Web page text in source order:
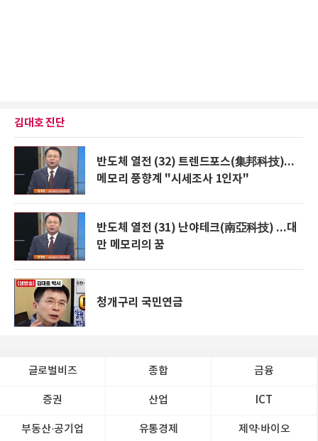
김대호 진단
반도체 열전 (32) 트렌드포스(集邦科技)...
메모리 풍향계 "시세조사 1인자"
반도체 열전 (31) 난야테크(南亞科技) ...대
만 메모리의 꿈
청개구리 국민연금
글로벌비즈 종합 금융
증권 산업 ICT
부동산·공기업 유통경제 제약∙바이오